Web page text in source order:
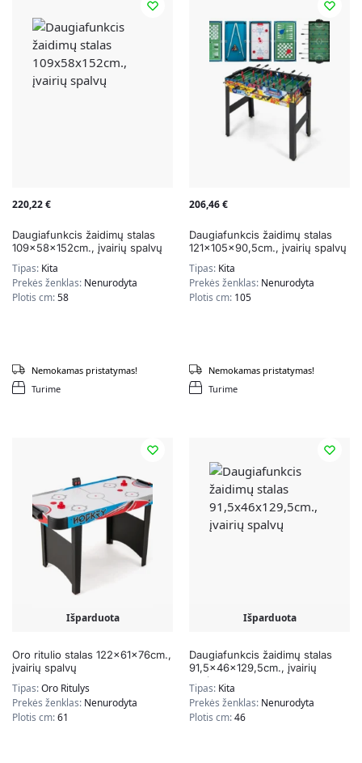
220,22€
Daugiafunkcis žaidimų stalas
109x58x152cm., įvairių spalvų
Tipas: Kita
Prekės ženklas: Nenurodyta
Plotis cm:58
Turime
Nemokamas pristatymas!
206,46€
Daugiafunkcis žaidimų stalas
121x105x90,5cm., įvairių spalvų
Tipas: Kita
Prekės ženklas: Nenurodyta
Plotis cm: 105
Turime
Nemokamas pristatymas!
Išparduota
Oro ritulio stalas 122x61x76cm.,
įvairių spalvų
Tipas:Oro Ritulys
Prekės ženklas: Nenurodyta
Plotis cm:61
Išparduota
Daugiafunkcis žaidimų stalas
91,5x46x129,5cm., įvairių
spalvų
Tipas: Kita
Prekės ženklas: Nenurodyta
Plotis cm:46